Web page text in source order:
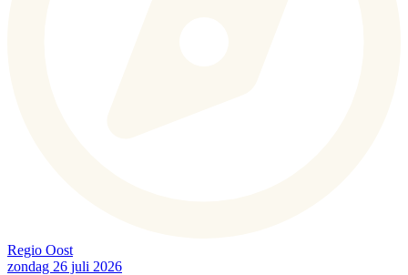
Regio Oost
zondag 26 juli 2026